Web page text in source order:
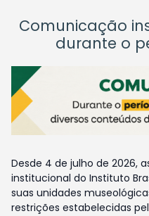
Comunicação
durante o
Desde 4 de julho de 2026,
institucional do Instituto
suas unidades
restrições estabelecidas